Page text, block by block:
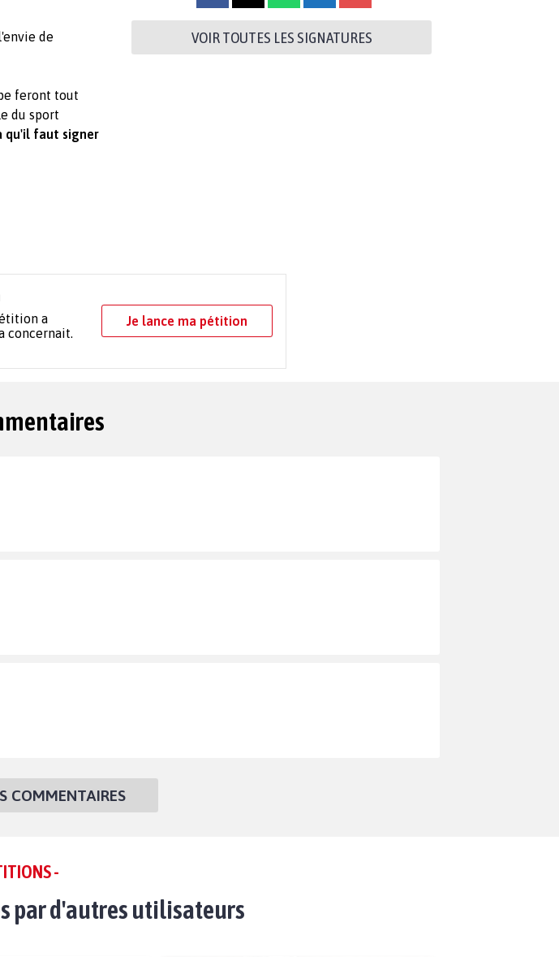
de
feront tout
du sport
qu'il faut signer
VOIR TOUTES LES SIGNATURES
a
concernait.
Je lance ma pétition
COMMENTAIRES
-
par d'autres utilisateurs